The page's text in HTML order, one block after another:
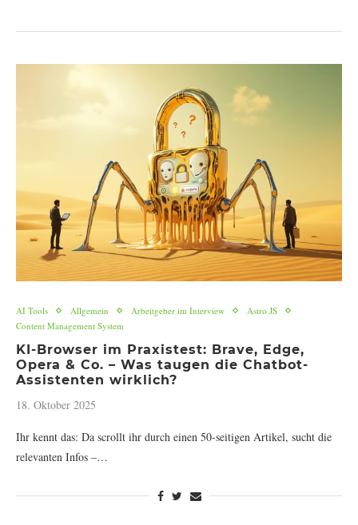
AI Tools Allgemein Arbeitgeber im Interview
Astro JS
Content Management System
KI-Browser im Praxistest: Brave, Edge,
Opera & Co. – Was taugen die Chatbot-
Assistenten wirklich?
18. Oktober 2025
Ihr kennt das: Da scrollt ihr durch einen 50-seitigen Artikel, sucht die
relevanten Infos –…